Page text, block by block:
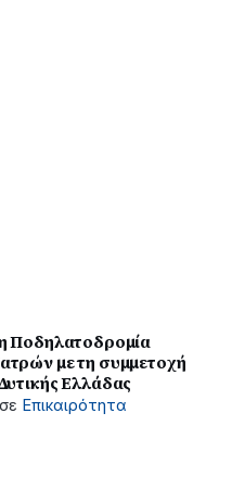
Ποδηλατοδρομία
με τη συμμετοχή
Ελλάδας
σε Επικαιρότητα